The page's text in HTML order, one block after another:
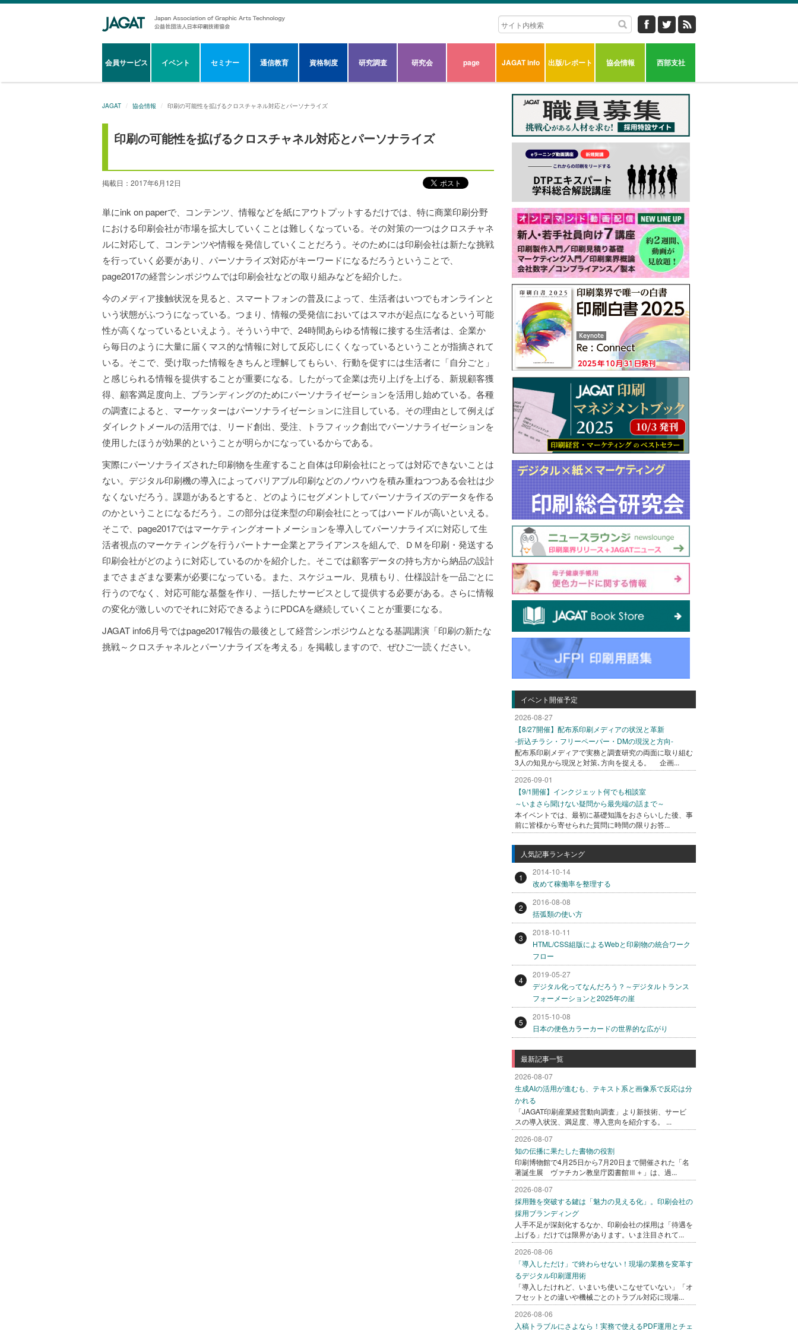
会員サービス イベント セミナー 通信教育 資格制度 研究調査 研究会 page JAGAT info 出版/レポート 協会情報 西部支社
JAGAT 協会情報 印刷の可能性を拡げるクロスチャネル対応とパーソナライズ
印刷の可能性を拡げるクロスチャネル対応とパーソナライズ
掲載日：2017年6月12日
単にink on paperで、コンテンツ、情報などを紙にアウトプットするだけでは、特に商業印刷分野
における印刷会社が市場を拡大していくことは難しくなっている。その対策の一つはクロスチャネ
ルに対応して、コンテンツや情報を発信していくことだろう。 そのためには印刷会社は新たな挑戦
を行っていく必要があり、パーソナライズ対応がキーワードになるだろうということで、
page2017の経営シンポジウムでは印刷会社などの取り組みなどを紹介した。
今のメディア接触状況を見ると、スマートフォンの普及によって、生活者はいつでもオンラインと
いう状態がふつうになっている。つまり、情報の受発信においてはスマホが起点になるという可能
性が高くなっているといえよう。そういう中で、24時間あらゆる情報に接する生活者は、企業か
ら毎日のように大量に届くマス的な情報に対して反応しにくくなっているということが指摘されて
いる。そこで、受け取った情報をきちんと理解してもらい、行動を促すには生活者に「自分ごと」
と感じられる情報を提供することが重要になる。したがって企業は売り上げを上げる、新規顧客獲
得、顧客満足度向上、ブランディングのためにパーソナライゼーションを活用し始めている。各種
の調査によると、マーケッターはパーソナライゼーションに注目している。その理由として例えば
ダイレクトメールの活用では、リード創出、受注、トラフィック創出でパーソナライゼーションを
使用したほうが効果的ということが明らかになっているからである。
実際にパーソナライズされた印刷物を生産すること自体は印刷会社にとっては対応できないことは
ない。デジタル印刷機の導入によってバリアブル印刷などのノウハウを積み重ねつつある会社は少
なくないだろう。課題があるとすると、どのようにセグメントしてパーソナライズのデータを作る
のかということになるだろう。この部分は従来型の印刷会社にとってはハードルが高いといえる。
そこで、page2017ではマーケティングオートメーションを導入してパーソナライズに対応して生
活者視点のマーケティングを行うパートナー企業とアライアンスを組んで、ＤＭを印刷・発送する
印刷会社がどのように対応しているのかを紹介した。そこでは顧客データの持ち方から納品の設計
までさまざまな要素が必要になっている。また、スケジュール、見積もり、仕様設計を一品ごとに
行うのでなく、対応可能な基盤を作り、一括したサービスとして提供する必要がある。さらに情報
の変化が激しいのでそれに対応できるようにPDCAを継続していくことが重要になる。
JAGAT info6月号ではpage2017報告の最後として経営シンポジウムとなる基調講演「印刷の新たな
挑戦～クロスチャネルとパーソナライズを考える」を掲載しますので、ぜひご一読ください。
イベント開催予定
2026-08-27
【8/27開催】配布系印刷メディアの状況と革新
-折込チラシ・フリーペーパー・DMの現況と方向-
配布系印刷メディアで実務と調査研究の両面に取り組む
3人の知見から現況と対策､方向を捉える。 企画...
2026-09-01
【9/1開催】インクジェット何でも相談室
～いまさら聞けない疑問から最先端の話まで～
本イベントでは、最初に基礎知識をおさらいした後、事
前に皆様から寄せられた質問に時間の限りお答...
人気記事ランキング
1
2014-10-14
改めて稼働率を整理する
2
2016-08-08
括弧類の使い方
3
2018-10-11
HTML/CSS組版によるWebと印刷物の統合ワーク
フロー
4
2019-05-27
デジタル化ってなんだろう？～デジタルトランス
フォーメーションと2025年の崖
5
2015-10-08
日本の便色カラーカードの世界的な広がり
最新記事一覧
2026-08-07
生成AIの活用が進むも、テキスト系と画像系で反応は分
かれる
「JAGAT印刷産業経営動向調査」より新技術、サービ
スの導入状況、満足度、導入意向を紹介する。 ...
2026-08-07
知の伝播に果たした書物の役割
印刷博物館で4月25日から7月20日まで開催された「名
著誕生展 ヴァチカン教皇庁図書館Ⅲ＋」は、過...
2026-08-07
採用難を突破する鍵は「魅力の見える化」。印刷会社の
採用ブランディング
人手不足が深刻化するなか、印刷会社の採用は「待遇を
上げる」だけでは限界があります。いま注目されて...
2026-08-06
「導入しただけ」で終わらせない！現場の業務を変革す
るデジタル印刷運用術
「導入したけれど、いまいち使いこなせていない」「オ
フセットとの違いや機械ごとのトラブル対応に現場...
2026-08-06
入稿トラブルにさよなら！実務で使えるPDF運用とチェ